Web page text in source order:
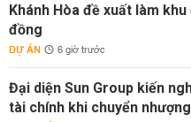
Khánh Hòa đề xuất làm
đồng
DỰ ÁN 6 giờ trước
Đại diện Sun Group kiến
tài chính khi chuyển